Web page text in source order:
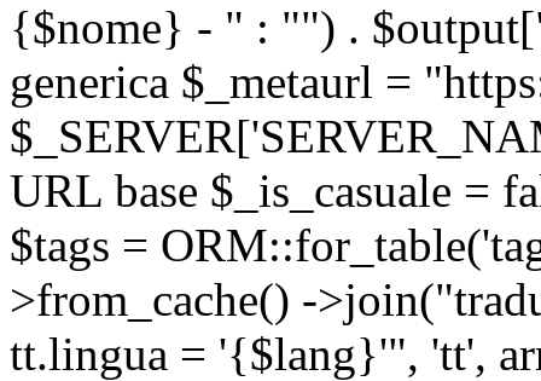
{$nome} - " : "") .
generica $_metaurl =
URL base $_is_casuale =
$tags =
>from_cache() -
tt.lingua = '{$lang}'", 'tt',